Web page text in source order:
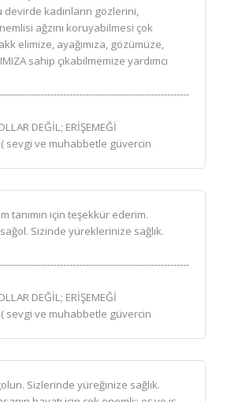
devirde kadınların gözlerini,
ağzını koruyabilmesi çok
elimize, ayağımıza, gözümüze,
sahip çıkabilmemize yardımcı
DEĞİL; ERİŞEMEĞİ
sevgi ve muhabbetle güvercin
tanımın için teşekkür ederim.
Sizinde yüreklerinize sağlık.
DEĞİL; ERİŞEMEĞİ
sevgi ve muhabbetle güvercin
Sizlerinde yüreğinize sağlık.